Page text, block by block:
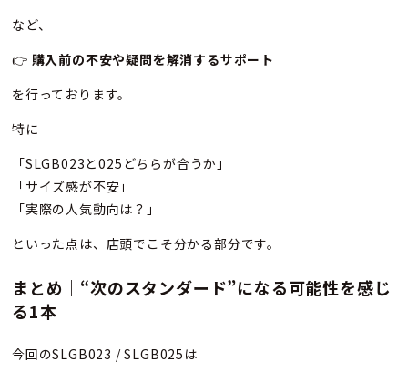
など、
👉 購入前の不安や疑問を解消するサポート
を行っております。
特に
「SLGB023と025どちらが合うか」
「サイズ感が不安」
「実際の人気動向は？」
といった点は、店頭でこそ分かる部分です。
まとめ｜“次のスタンダード”になる可能性を感じ
る1本
今回のSLGB023 / SLGB025は